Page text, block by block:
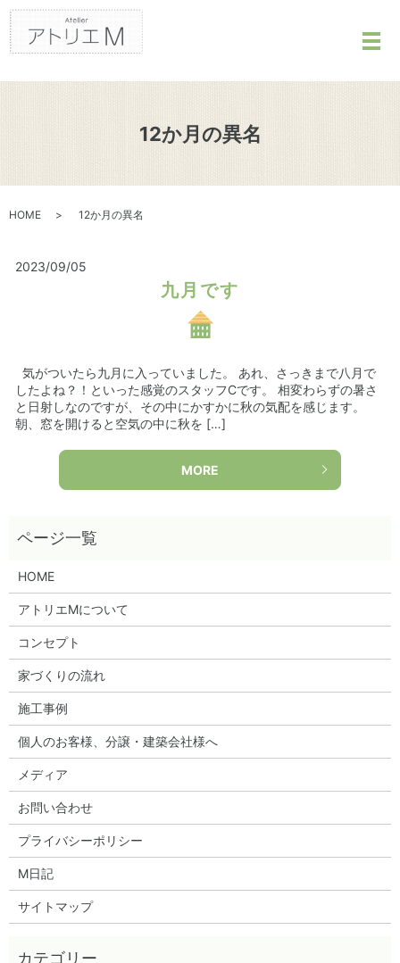
メ
12か月の異名
HOME 12か月の異名
2023/09/05
九月です
気がついたら九月に入っていました。 あれ、さっきまで八月で
したよね？！といった感覚のスタッフCです。 相変わらずの暑さ
と日射しなのですが、その中にかすかに秋の気配を感じます。
朝、窓を開けると空気の中に秋を […]
MORE
HOME
アトリエMについて
コンセプト
家づくりの流れ
施工事例
個人のお客様、分譲・建築会社様へ
メディア
お問い合わせ
プライバシーポリシー
M日記
サイトマップ